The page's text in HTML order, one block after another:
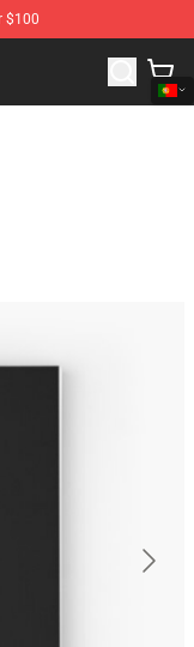
$100
Asterisk War